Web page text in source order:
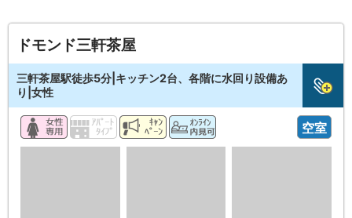
ドモンド三軒茶屋
三軒茶屋駅徒歩5分|キッチン2台、各階に水回り設備あ
り|女性
空室